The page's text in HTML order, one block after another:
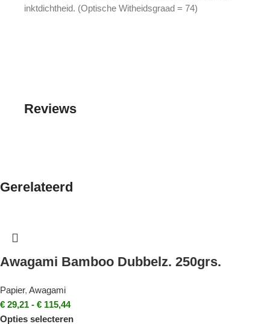
inktdichtheid. (Optische Witheidsgraad = 74)
Reviews
Gerelateerd
Awagami Bamboo Dubbelz. 250grs.
Papier, Awagami
€ 29,21 - € 115,44
Opties selecteren